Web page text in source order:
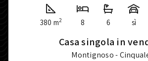
380 m2 8 6 sì
Casa singola in
Montignoso -